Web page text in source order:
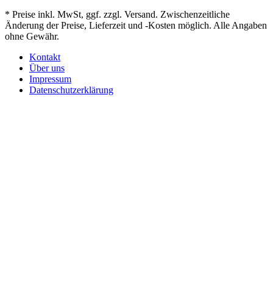
* Preise inkl. MwSt, ggf. zzgl. Versand. Zwischenzeitliche
Änderung der Preise, Lieferzeit und -Kosten möglich. Alle Angaben
ohne Gewähr.
Kontakt
Über uns
Impressum
Datenschutzerklärung